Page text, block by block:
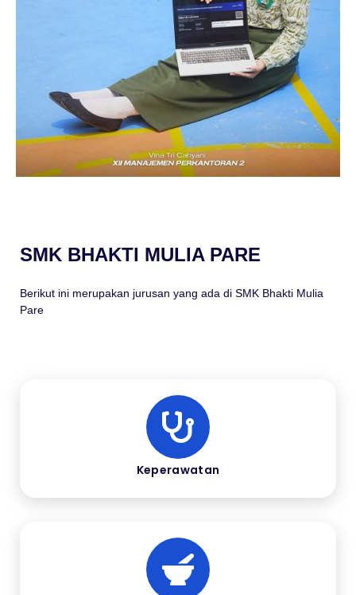
SMK BHAKTI MULIA PARE
Berikut ini merupakan jurusan yang ada di SMK Bhakti Mulia
Pare
Keperawatan